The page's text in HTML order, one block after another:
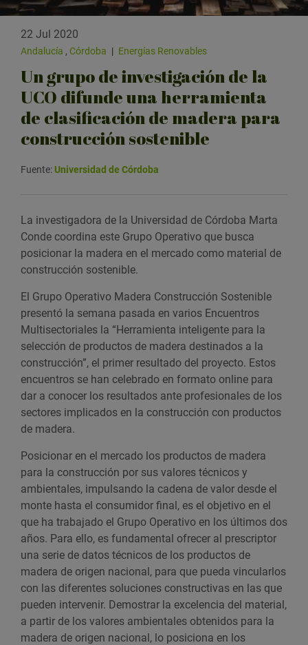
22 Jul 2020
Andalucía , Córdoba | Energías Renovables
Un grupo de investigación de la
UCO difunde una herramienta
de clasificación de madera para
construcción sostenible
Fuente:Universidad de Córdoba
La investigadora de la Universidad de Córdoba Marta
Conde coordina este Grupo Operativo que busca
posicionar la madera en el mercado como material de
construcción sostenible.
El Grupo Operativo Madera Construcción Sostenible
presentó la semana pasada en varios Encuentros
Multisectoriales la “Herramienta inteligente para la
selección de productos de madera destinados a la
construcción”, el primer resultado del proyecto. Estos
encuentros se han celebrado en formato online para
dar a conocer los resultados ante profesionales de los
sectores implicados en la construcción con productos
de madera.
Posicionar en el mercado los productos de madera
para la construcción por sus valores técnicos y
ambientales, impulsando la cadena de valor desde el
monte hasta el consumidor final, es el objetivo en el
que ha trabajado el Grupo Operativo en los últimos dos
años. Para ello, es fundamental ofrecer al prescriptor
una serie de datos técnicos de los productos de
madera de origen nacional, para que pueda vincularlos
con las diferentes soluciones constructivas en las que
pueden intervenir. Demostrar la excelencia del material,
a partir de los valores ambientales obtenidos para la
madera de origen nacional, lo posiciona en los